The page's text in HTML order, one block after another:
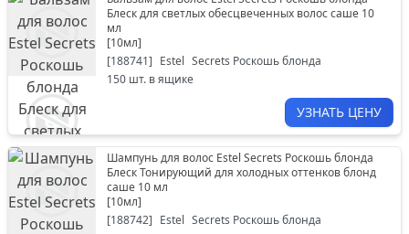
Блеск для светлых обесцвеченных волос саше 10
мл
[10мл]
[188741] Estel Secrets Роскошь блонда
150 шт. в ящике
УЗНАТЬ ЦЕНУ
Шампунь для волос Estel Secrets Роскошь блонда
Блеск Тонирующий для холодных оттенков блонд
саше 10 мл
[10мл]
[188742] Estel Secrets Роскошь блонда